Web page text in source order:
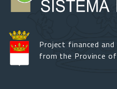
Project financed
from the Province